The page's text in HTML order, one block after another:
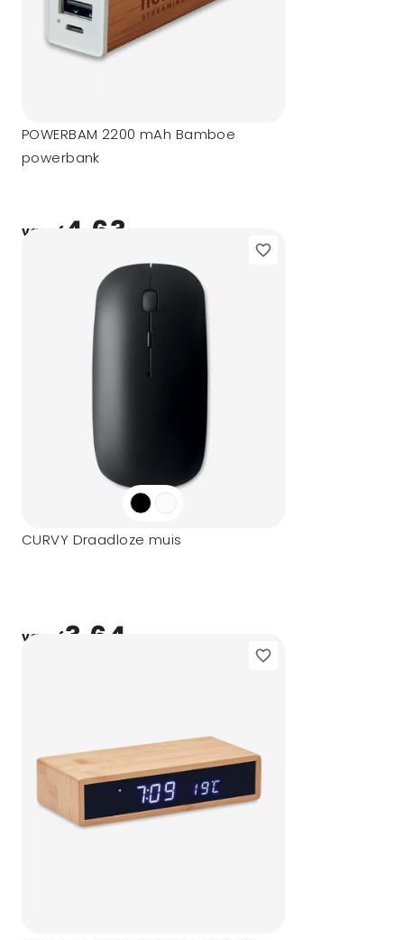
POWERBAM 2200 mAh Bamboe
powerbank
vanaf 4,63
CURVY Draadloze muis
vanaf3,64